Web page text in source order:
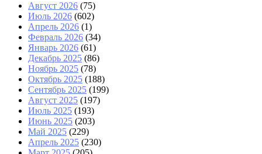
Август 2026 (75)
Июль 2026 (602)
Апрель 2026 (1)
Февраль 2026 (34)
Январь 2026 (61)
Декабрь 2025 (86)
Ноябрь 2025 (78)
Октябрь 2025 (188)
Сентябрь 2025 (199)
Август 2025 (197)
Июль 2025 (193)
Июнь 2025 (203)
Май 2025 (229)
Апрель 2025 (230)